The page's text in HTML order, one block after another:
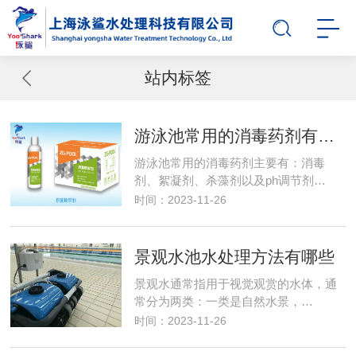
站内标签
游泳池常用的消毒药剂有哪些？
游泳池常用的消毒药剂主要有：消毒
剂、絮凝剂、杀藻剂以及ph调节剂…
时间：2023-11-26
景观水池水处理方法有哪些
景观水通常指用于视觉观赏的水体，通
常分为两类：一类是自然水景，…
时间：2023-11-26